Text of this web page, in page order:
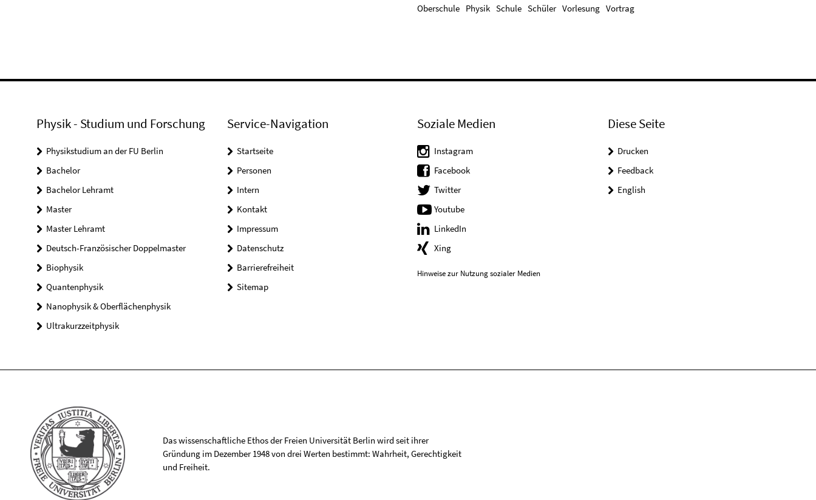
Oberschule Physik Schule Schüler Vorlesung Vortrag
Physik - Studium und Forschung
Physikstudium an der FU Berlin
Bachelor
Bachelor Lehramt
Master
Master Lehramt
Deutsch-Französischer Doppelmaster
Biophysik
Quantenphysik
Nanophysik & Oberflächenphysik
Ultrakurzzeitphysik
Service-Navigation
Startseite
Personen
Intern
Kontakt
Impressum
Datenschutz
Barrierefreiheit
Sitemap
Soziale Medien
Instagram
Facebook
Twitter
Youtube
LinkedIn
Xing
Hinweise zur Nutzung sozialer Medien
Diese Seite
Drucken
Feedback
English
Das wissenschaftliche Ethos der Freien Universität Berlin wird seit ihrer
Gründung im Dezember 1948 von drei Werten bestimmt: Wahrheit, Gerechtigkeit
und Freiheit.